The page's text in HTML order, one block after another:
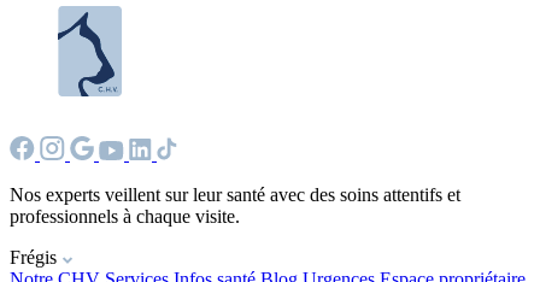
Nos experts veillent sur leur santé avec des soins attentifs et
professionnels à chaque visite.
Frégis